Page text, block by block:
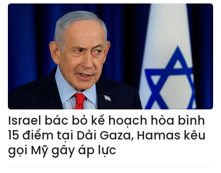
Israel bác bỏ kế hoạch hòa bình
15 điểm tại Dải Gaza, Hamas kêu
gọi Mỹ gây áp lực